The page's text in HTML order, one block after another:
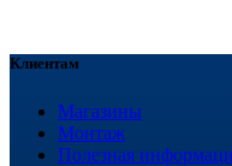
Клиентам
Магазины
Монтаж
Полезная